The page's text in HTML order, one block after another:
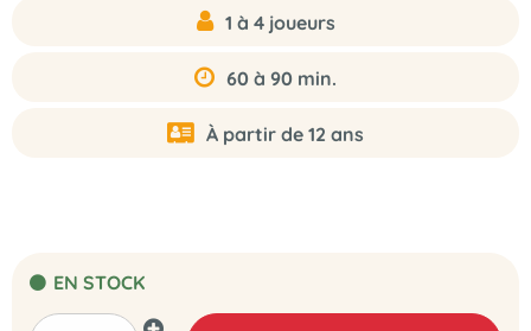
1 à 4 joueurs
60 à 90 min.
À partir de 12 ans
EN STOCK